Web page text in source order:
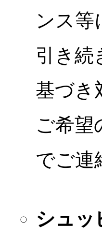
ンス等
引き続
基づき
ご希望
でご連
シュッ